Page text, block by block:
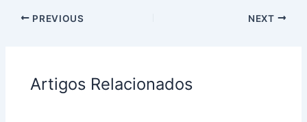
PREVIOUS NEXT
Artigos Relacionados